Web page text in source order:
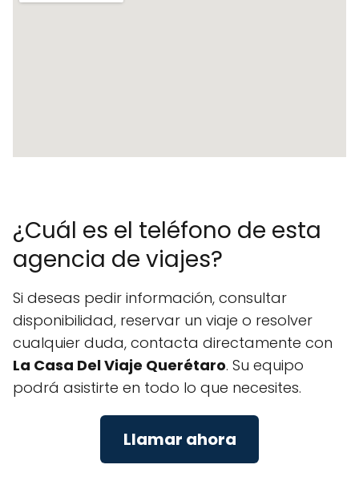
¿Cuál es el teléfono de esta
agencia de viajes?
Si deseas pedir información, consultar
disponibilidad, reservar un viaje o resolver
cualquier duda, contacta directamente con
La Casa Del Viaje Querétaro. Su equipo
podrá asistirte en todo lo que necesites.
Llamar ahora